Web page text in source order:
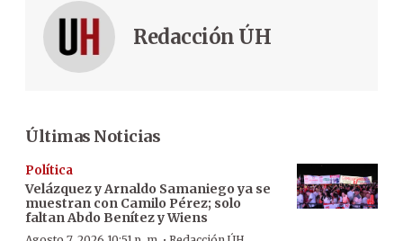
Redacción ÚH
Últimas Noticias
Política
Velázquez y Arnaldo Samaniego ya se
muestran con Camilo Pérez; solo
faltan Abdo Benítez y Wiens